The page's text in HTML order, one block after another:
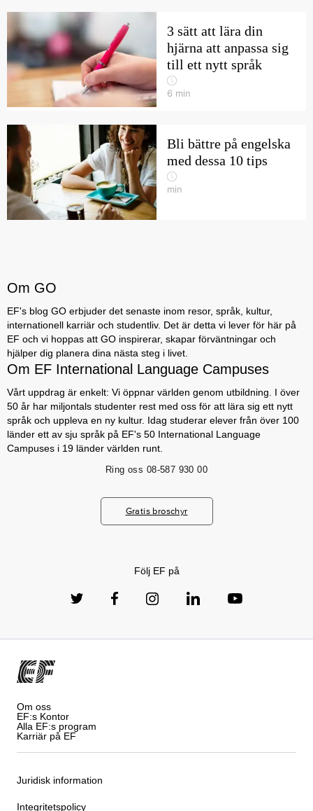
3 sätt att lära din
hjärna att anpassa sig
till ett nytt språk
6 min
Bli bättre på engelska
med dessa 10 tips
min
Om GO
EF's blog GO erbjuder det senaste inom resor, språk, kultur,
internationell karriär och studentliv. Det är detta vi lever för här på
EF och vi hoppas att GO inspirerar, skapar förväntningar och
hjälper dig planera dina nästa steg i livet.
Om EF International Language Campuses
Vårt uppdrag är enkelt: Vi öppnar världen genom utbildning. I över
50 år har miljontals studenter rest med oss för att lära sig ett nytt
språk och uppleva en ny kultur. Idag studerar elever från över 100
länder ett av sju språk på EF's 50 International Language
Campuses i 19 länder världen runt.
Ring oss 08-587 930 00
Gratis broschyr
Följ EF på
Om oss
EF:s Kontor
Alla EF:s program
Karriär på EF
Juridisk information
Integritetspolicy